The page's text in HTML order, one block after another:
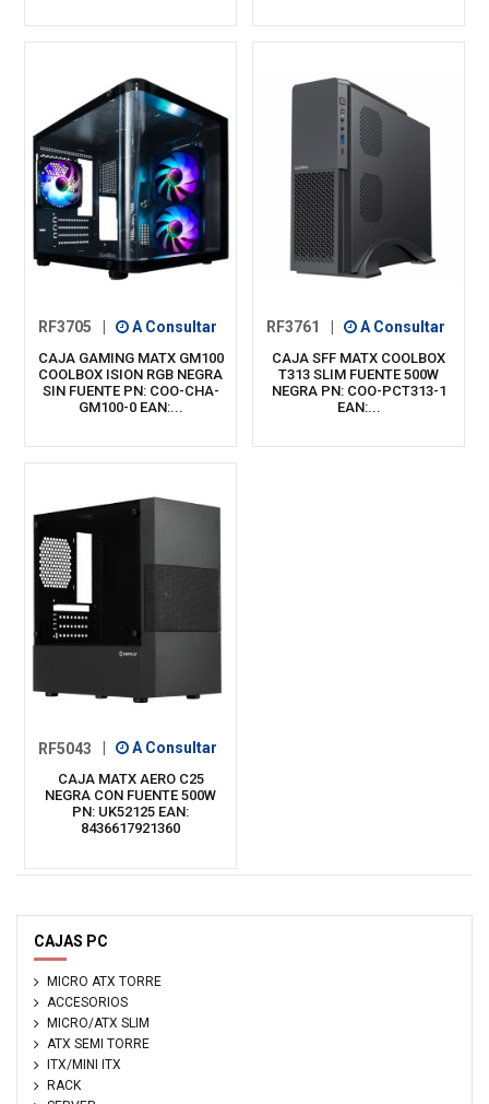
RF3705 | A Consultar
CAJA GAMING MATX GM100
COOLBOX ISION RGB NEGRA
SIN FUENTE PN: COO-CHA-
GM100-0 EAN:...
RF3761 | A Consultar
CAJA SFF MATX COOLBOX
T313 SLIM FUENTE 500W
NEGRA PN: COO-PCT313-1
EAN:...
RF5043 A Consultar
CAJA MATX AERO C25
NEGRA CON FUENTE 500W
PN: UK52125 EAN:
8436617921360
CAJAS PC
MICRO ATX TORRE
ACCESORIOS
MICRO/ATX SLIM
ATX SEMI TORRE
ITX/MINI ITX
RACK